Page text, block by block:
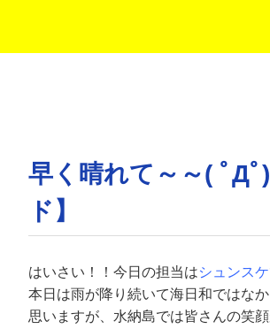
早く晴れて～～( ﾟД
ド】
はいさい！！今日の担当はシュンスケ
本日は雨が降り続いて海日和ではな
思いますが、水納島では皆さんの笑